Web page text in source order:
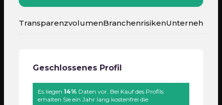
TransparenzvolumenBranchenrisiken
Geschlossenes Profil
Es liegen 14% Daten vor. Bei Kauf des Profils
erhalten Sie ein Jahr lang kostenfrei die